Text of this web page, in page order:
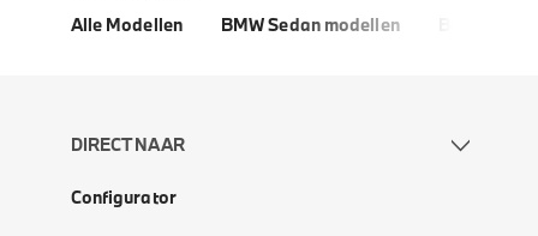
Alle Modellen BMW Sedan modellen
DIRECT NAAR
Configurator